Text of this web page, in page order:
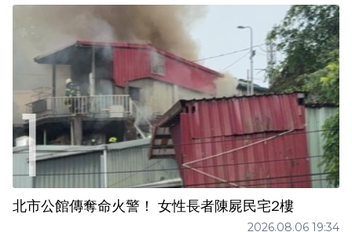
北市公館傳奪命火警！ 女性長者陳屍民宅2樓
2026.08.06 19:34